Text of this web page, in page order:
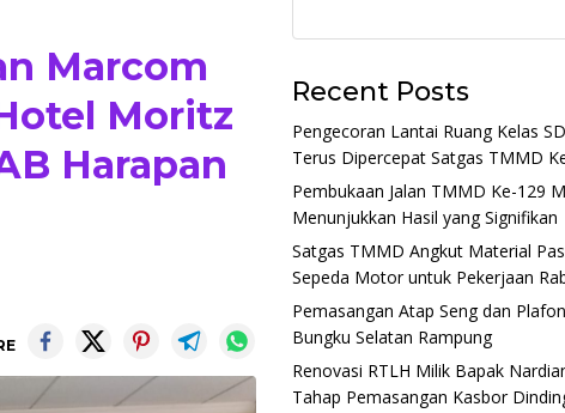
Marcom
Moritz
Harapan
Recent Posts
Pengecoran Lantai Ruang Kelas
Terus Dipercepat Satgas TMMD
Pembukaan Jalan TMMD Ke-129
Menunjukkan Hasil yang Signifikan
Satgas TMMD Angkut Material
Sepeda Motor untuk Pekerjaan
Pemasangan Atap Seng dan
Bungku Selatan Rampung
Renovasi RTLH Milik Bapak
Tahap Pemasangan Kasbor